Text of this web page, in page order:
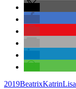
2019BeatrixKatrinLisa